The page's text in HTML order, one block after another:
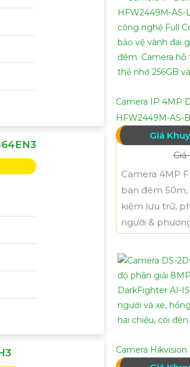
Camera IP 4MP
HFW2449M-AS-
Giá
Giá
Camera 4MP
ban đêm 50m,
kiệm lưu trữ,
người &
Camera Hikvision